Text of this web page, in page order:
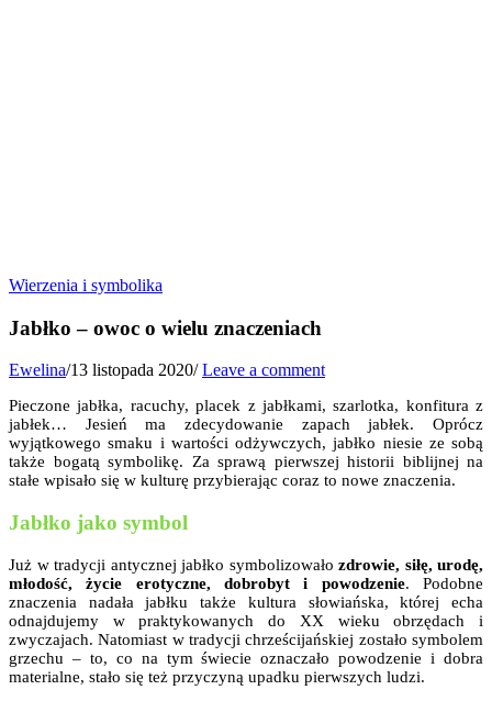
Wierzenia i symbolika
Jabłko – owoc o wielu znaczeniach
Ewelina/13 listopada 2020/Leave a comment
Pieczone jabłka, racuchy, placek z jabłkami, szarlotka, konfitura z
jabłek… Jesień ma zdecydowanie zapach jabłek. Oprócz
wyjątkowego smaku i wartości odżywczych, jabłko niesie ze sobą
także bogatą symbolikę. Za sprawą pierwszej historii biblijnej na
stałe wpisało się w kulturę przybierając coraz to nowe znaczenia.
Jabłko jako symbol
Już w tradycji antycznej jabłko symbolizowało zdrowie, siłę, urodę,
młodość, życie erotyczne, dobrobyt i powodzenie. Podobne
znaczenia nadała jabłku także kultura słowiańska, której echa
odnajdujemy w praktykowanych do XX wieku obrzędach i
zwyczajach. Natomiast w tradycji chrześcijańskiej zostało symbolem
grzechu – to, co na tym świecie oznaczało powodzenie i dobra
materialne, stało się też przyczyną upadku pierwszych ludzi.